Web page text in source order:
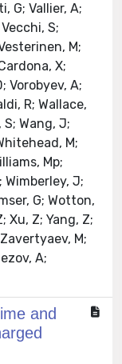
G; Vallier, A;
S;
M;
X;
Vorobyev, A;
R; Wallace,
S; Wang, J;
M;
Mp;
Wimberley, J;
G; Wotton,
Xu, Z; Yang, Z;
M;
A;
and